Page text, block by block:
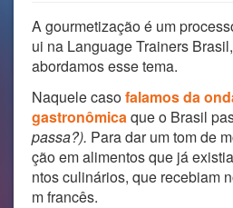
A gourmetização é um
ui na Language Trainers
abordamos esse tema.
Naquele casofalamos da
gastronômicaque o Brasil
passa?). Para dar um tom de
ção em alimentos que já
ntos culinários, que recebiam
m francês.